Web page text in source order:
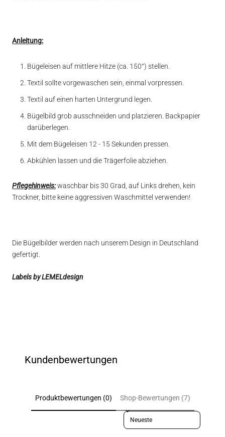
Anleitung:
Bügeleisen auf mittlere Hitze (ca. 150°) stellen.
Textil sollte vorgewaschen sein, einmal vorpressen.
Textil auf einen harten Untergrund legen.
Bügelbild grob ausschneiden und platzieren. Backpapier
darüberlegen.
Mit dem Bügeleisen 12 - 15 Sekunden pressen.
Abkühlen lassen und die Trägerfolie abziehen.
Pflegehinweis:waschbar bis 30 Grad, auf Links drehen, kein
Trockner, bitte keine aggressiven Waschmittel verwenden!
Die Bügelbilder werden nach unserem Design in Deutschland
gefertigt.
Labels by LEMELdesign
Kundenbewertungen
Produktbewertungen (0) Shop-Bewertungen (7)
Sort reviews by